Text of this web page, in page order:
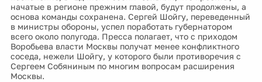
начатые в регионе прежним главой, будут продолжены, а
основа команды сохранена. Сергей Шойгу, переведенный
в министры обороны, успел поработать губернатором
всего около полугода. Пресса полагает, что с приходом
Воробьева власти Москвы получат менее конфликтного
соседа, нежели Шойгу, у которого были противоречия с
Сергеем Собяниным по многим вопросам расширения
Москвы.